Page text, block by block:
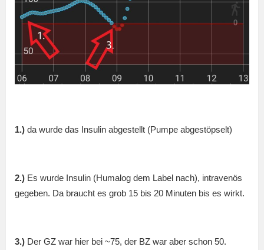
1.) da wurde das Insulin abgestellt (Pumpe abgestöpselt)
2.) Es wurde Insulin (Humalog dem Label nach), intravenös
gegeben. Da braucht es grob 15 bis 20 Minuten bis es wirkt.
3.) Der GZ war hier bei ~75, der BZ war aber schon 50.